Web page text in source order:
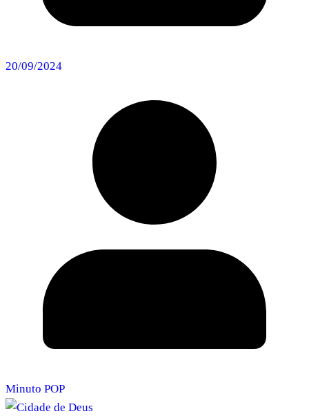
20/09/2024
Minuto POP